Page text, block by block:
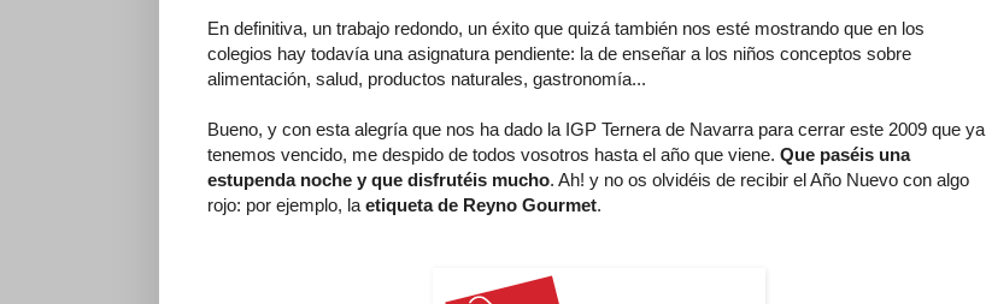
En definitiva, un trabajo redondo, un éxito que quizá también nos esté mostrando que en los
colegios hay todavía una asignatura pendiente: la de enseñar a los niños conceptos sobre
alimentación, salud, productos naturales, gastronomía...
Bueno, y con esta alegría que nos ha dado la IGP Ternera de Navarra para cerrar este 2009 que ya
tenemos vencido, me despido de todos vosotros hasta el año que viene. Que paséis una
estupenda noche y que disfrutéis mucho. Ah! y no os olvidéis de recibir el Año Nuevo con algo
rojo: por ejemplo, la etiqueta de Reyno Gourmet.